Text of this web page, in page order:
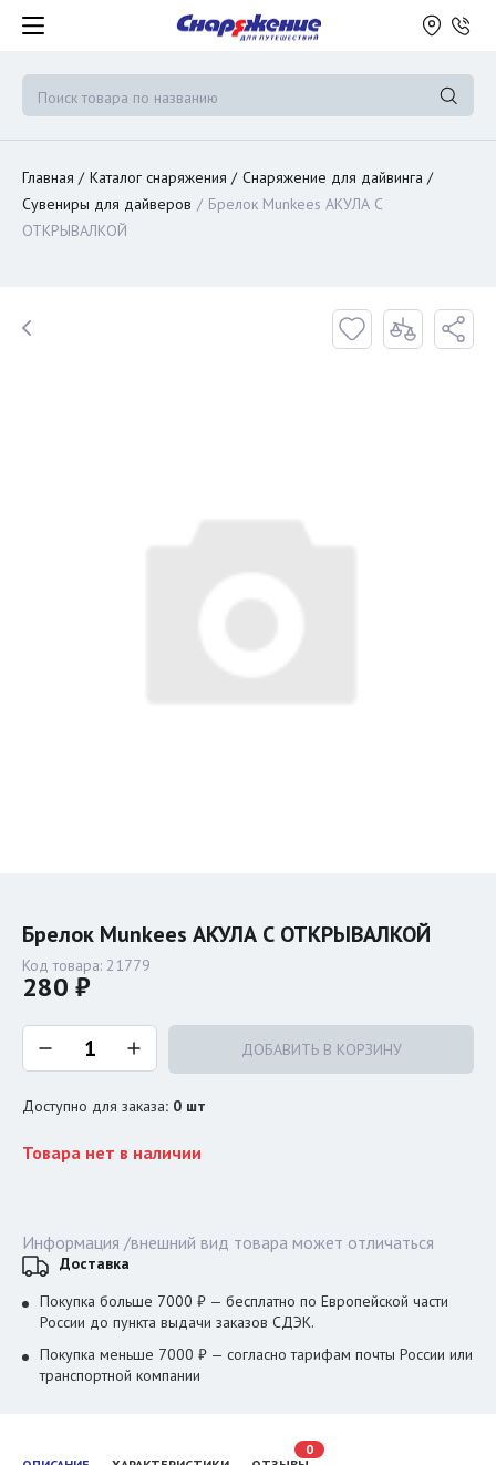
Главная Каталог снаряжения
Снаряжение для дайвинга
Сувениры для дайверов
Брелок Munkees АКУЛА С
ОТКРЫВАЛКОЙ
Брелок Munkees АКУЛА С ОТКРЫВАЛКОЙ
Код товара: 21779
280 ₽
ДОБАВИТЬ В КОРЗИНУ
Доступно для заказа: 0 шт
Товара нет в наличии
0
Информация /внешний вид товара может отличаться
Доставка
Покупка больше 7000 ₽ — бесплатно по Европейской части
России до пункта выдачи заказов СДЭК.
Покупка меньше 7000 ₽ — согласно тарифам почты России или
транспортной компании